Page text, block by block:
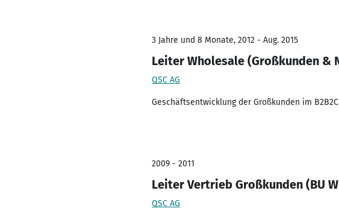
3 Jahre und 8 Monate, 2012 - Aug. 2015
Leiter Wholesale (Großkunden &
QSC AG
Geschäftsentwicklung der Großkunden im
2009 - 2011
Leiter Vertrieb Großkunden (BU
QSC AG